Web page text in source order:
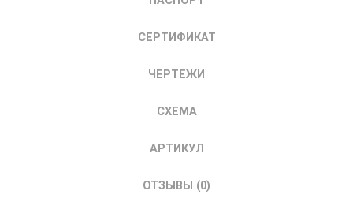
СЕРТИФИКАТ
ЧЕРТЕЖИ
СХЕМА
АРТИКУЛ
ОТЗЫВЫ (0)